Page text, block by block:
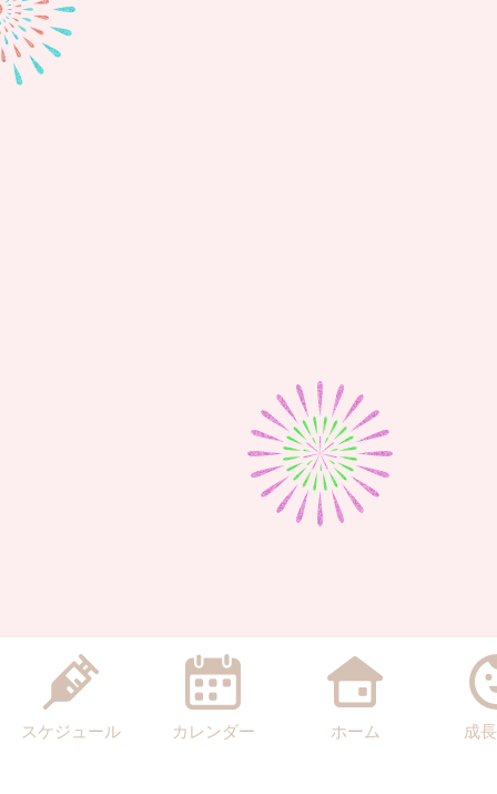
スケジュール カレンダー ホーム 成